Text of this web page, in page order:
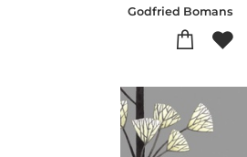
Godfried Bomans